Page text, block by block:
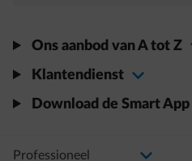
Ons aanbod van A tot Z
Klantendienst
Download de Smart App
Selecteer uw profiel
Als u de selectie wijzigt, gaat u naar een